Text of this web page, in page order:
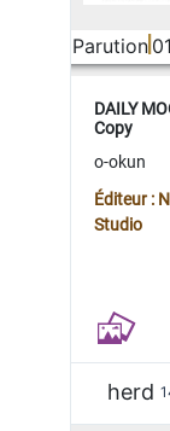
Parution
DAILY
Copy
o-okun
Éditeur :
Studio
herd